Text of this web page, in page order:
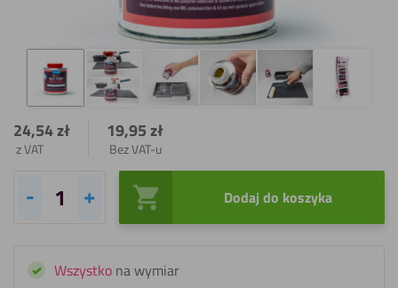
24,54zł
z VAT
19,95zł
Bez VAT-u
ilość
Primer
Dodaj do koszyka
Wszystko na wymiar